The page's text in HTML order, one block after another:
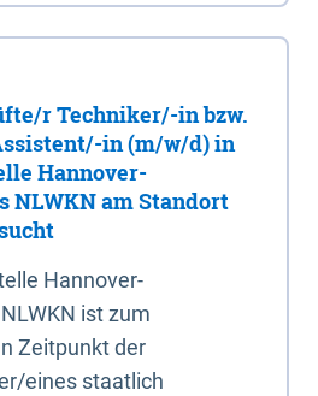
r Techniker/-in bzw.
in (m/w/d) in
Hannover-
NLWKN am Standort
Hannover-
ist zum
Zeitpunkt der
eines staatlich